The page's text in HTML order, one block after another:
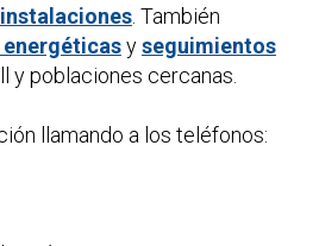
. También
yseguimientos
y poblaciones cercanas.
llamando a los teléfonos: